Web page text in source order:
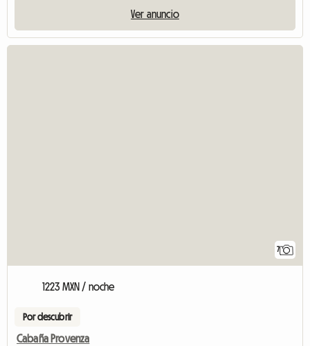
Ver anuncio
7
1223 MXN / noche
Por descubrir
Cabaña Provenza